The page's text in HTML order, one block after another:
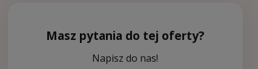
Masz pytania do tej oferty?
Napisz do nas!